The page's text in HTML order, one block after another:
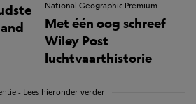
National Geographic Premium
Met één oog schreef
Wiley Post
luchtvaarthistorie
- Lees hieronder verder